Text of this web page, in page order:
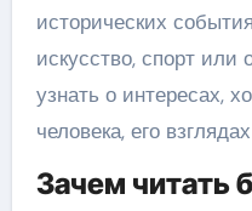
исторических
искусство, спорт
узнать о интересах,
человека, его
Зачем читать